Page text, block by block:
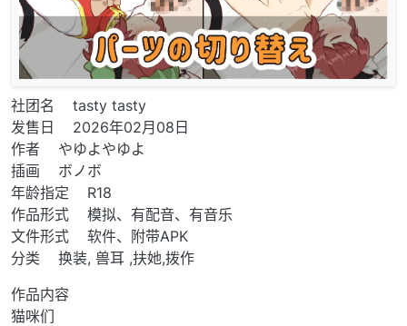
社团名 tasty tasty
发售日 2026年02月08日
作者 やゆよやゆよ
插画 ボノボ
年龄指定 R18
作品形式 模拟、有配音、有音乐
文件形式 软件、附带APK
分类 换装, 兽耳 ,扶她,拨作
作品内容
猫咪们